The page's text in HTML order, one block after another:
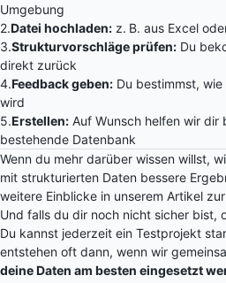
Umgebung
2.Datei hochladen: z. B. aus Excel
3.Strukturvorschläge prüfen: Du
direkt zurück
4.Feedback geben: Du bestimmst,
wird
5.Erstellen: Auf Wunsch helfen wir dir
bestehende Datenbank
Wenn du mehr darüber wissen willst,
mit strukturierten Daten bessere
weitere Einblicke in unserem Artikel
Und falls du dir noch nicht sicher bist,
Du kannst jederzeit ein Testprojekt
entstehen oft dann, wenn wir
deine Daten am besten eingesetzt